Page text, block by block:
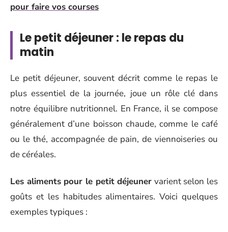
pour faire vos courses
Le petit déjeuner : le repas du
matin
Le petit déjeuner, souvent décrit comme le repas le
plus essentiel de la journée, joue un rôle clé dans
notre équilibre nutritionnel. En France, il se compose
généralement d’une boisson chaude, comme le café
ou le thé, accompagnée de pain, de viennoiseries ou
de céréales.
Les aliments pour le petit déjeuner varient selon les
goûts et les habitudes alimentaires. Voici quelques
exemples typiques :